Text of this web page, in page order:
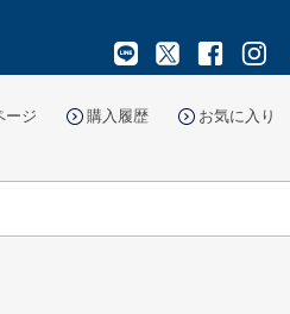
ージ 購入履歴 お気に入り